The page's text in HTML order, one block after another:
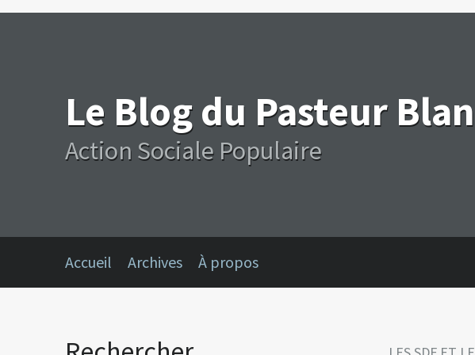
Le Blog du Pasteur
Action Sociale Populaire
Accueil Archives À propos